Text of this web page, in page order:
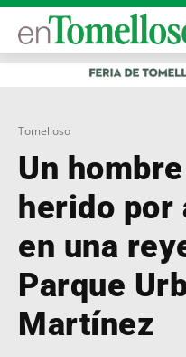
Tomelloso
Un
herido por
en una
Parque
Martínez